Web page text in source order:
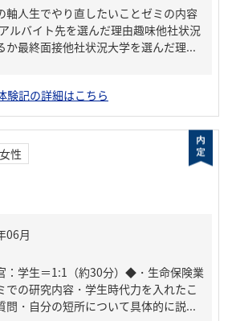
軸人生でやり直したいことゼミの内容
ルバイト先を選んだ理由趣味他社状況
か最終面接他社状況大学を選んだ理...
験記の詳細はこちら
女性
学生＝1:1（約30分）◆・生命保険業
での研究内容・学生時代力を入れたこ
問・自分の短所について具体的に説...